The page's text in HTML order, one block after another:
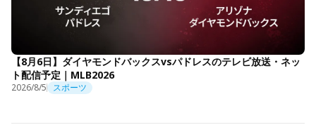
【8月6日】ダイヤモンドバックスvsパドレスのテレビ放送・ネッ
ト配信予定｜MLB2026
2026/8/5 スポーツ